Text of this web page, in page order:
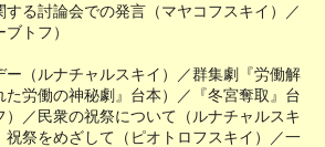
する討論会での発言（マヤコフスキイ）／
トフ）
（ルナチャルスキイ）／群集劇『労働解
労働の神秘劇』台本）／『冬宮奪取』台
／民衆の祝祭について（ルナチャルスキ
祝祭をめざして（ピオトロフスキイ）／一